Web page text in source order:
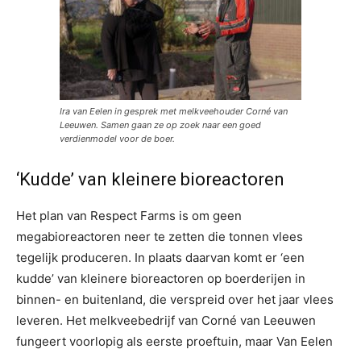
Ira van Eelen in gesprek met melkveehouder Corné van
Leeuwen. Samen gaan ze op zoek naar een goed
verdienmodel voor de boer.
‘Kudde’ van kleinere bioreactoren
Het plan van Respect Farms is om geen
megabioreactoren neer te zetten die tonnen vlees
tegelijk produceren. In plaats daarvan komt er ‘een
kudde’ van kleinere bioreactoren op boerderijen in
binnen- en buitenland, die verspreid over het jaar vlees
leveren. Het melkveebedrijf van Corné van Leeuwen
fungeert voorlopig als eerste proeftuin, maar Van Eelen